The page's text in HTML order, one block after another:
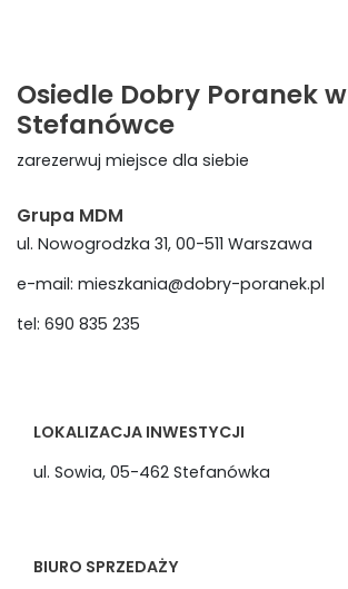
Osiedle Dobry Poranek w
Stefanówce
zarezerwuj miejsce dla siebie
Grupa MDM
ul. Nowogrodzka 31, 00-511 Warszawa
e-mail: mieszkania@dobry-poranek.pl
tel: 690 835 235
LOKALIZACJA INWESTYCJI
ul. Sowia, 05-462 Stefanówka
BIURO SPRZEDAŻY